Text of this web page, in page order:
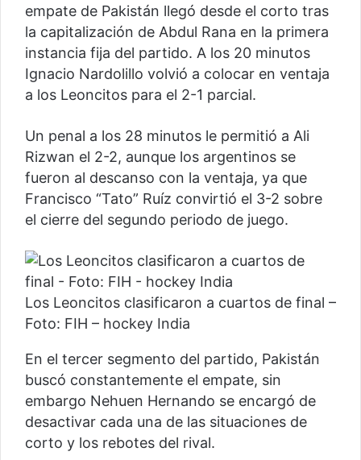
empate de Pakistán llegó desde el corto tras
la capitalización de Abdul Rana en la primera
instancia fija del partido. A los 20 minutos
Ignacio Nardolillo volvió a colocar en ventaja
a los Leoncitos para el 2-1 parcial.
Un penal a los 28 minutos le permitió a Ali
Rizwan el 2-2, aunque los argentinos se
fueron al descanso con la ventaja, ya que
Francisco “Tato” Ruíz convirtió el 3-2 sobre
el cierre del segundo periodo de juego.
Los Leoncitos clasificaron a cuartos de final –
Foto: FIH – hockey India
En el tercer segmento del partido, Pakistán
buscó constantemente el empate, sin
embargo Nehuen Hernando se encargó de
desactivar cada una de las situaciones de
corto y los rebotes del rival.